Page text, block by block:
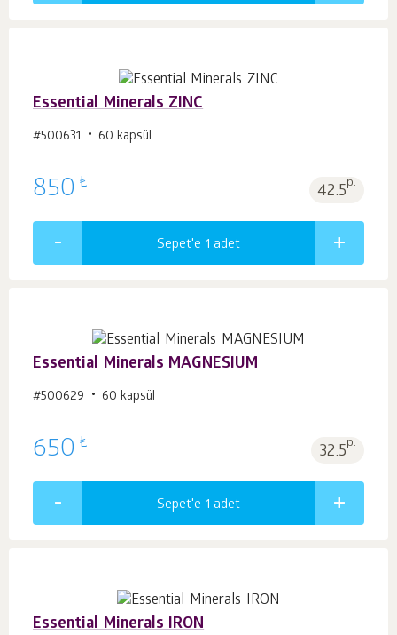
Essential Minerals ZINC
#500631 60 kapsül
850 ₺ 42.5p.
Sepet'e 1 adet
Essential Minerals MAGNESIUM
#500629 60 kapsül
650 ₺ 32.5p.
Sepet'e 1 adet
Essential Minerals IRON